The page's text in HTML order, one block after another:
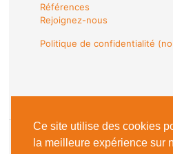
Références
Rejoignez-nous
Politique de confidentialité
Ce site utilise des cookies
la meilleure expérience sur